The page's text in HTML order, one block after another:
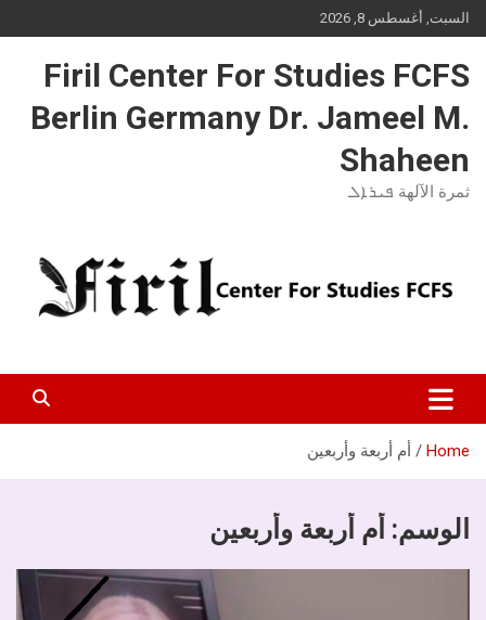
Skip
to
السبت, أغسطس 8, 2026
Firil Center For Studies FCFS
Berlin Germany Dr. Jameel M.
Shaheen
ثمرة الآلهة ܦܝܪܐܠ
Home أم أربعة وأربعين
الوسم: أم أربعة وأربعين